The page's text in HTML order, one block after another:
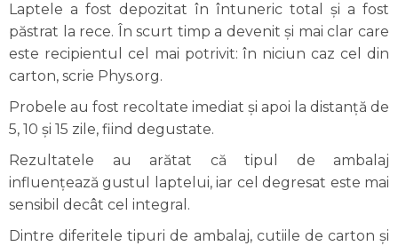
Laptele a fost depozitat în întuneric total și a fost
păstrat la rece. În scurt timp a devenit și mai clar care
este recipientul cel mai potrivit: în niciun caz cel din
carton, scrie Phys.org.
Probele au fost recoltate imediat și apoi la distanță de
5, 10 și 15 zile, fiind degustate.
Rezultatele au arătat că tipul de ambalaj
influențează gustul laptelui, iar cel degresat este mai
sensibil decât cel integral.
Dintre diferitele tipuri de ambalaj, cutiile de carton și